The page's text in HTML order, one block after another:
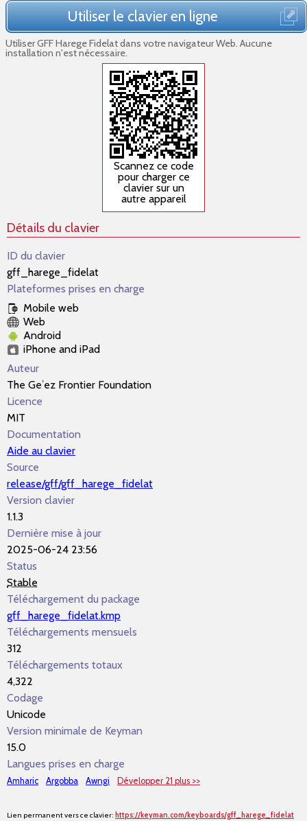
Utiliser le clavier en ligne
Utiliser GFF Harege Fidelat dans votre navigateur Web. Aucune
installation n'est nécessaire.
Scannez ce code
pour charger ce
clavier sur un
autre appareil
Détails du clavier
ID du clavier
gff_harege_fidelat
Plateformes prises en charge
Mobile web
Web
Android
iPhone and iPad
Auteur
The Geʾez Frontier Foundation
Licence
MIT
Documentation
Aide au clavier
Source
release/gff/gff_harege_fidelat
Version clavier
1.1.3
Dernière mise à jour
2025-06-24 23:56
Status
Stable
Téléchargement du package
gff_harege_fidelat.kmp
Téléchargements mensuels
312
Téléchargements totaux
4,322
Codage
Unicode
Version minimale de Keyman
15.0
Langues prises en charge
Amharic Argobba Awngi Développer 21 plus >>
Lien permanent vers ce clavier: https://keyman.com/keyboards/gff_harege_fidelat